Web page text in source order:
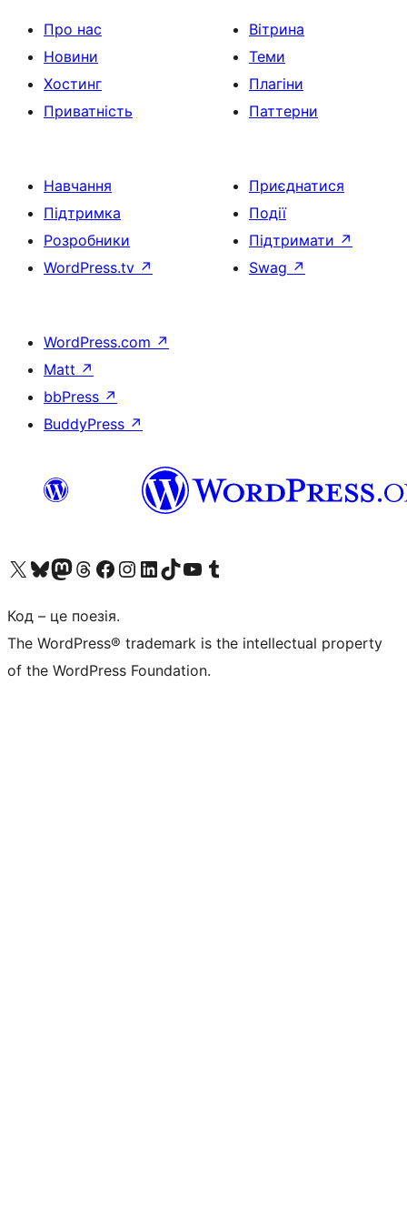
Про нас
Новини
Хостинг
Приватність
Вітрина
Теми
Плагіни
Паттерни
Навчання
Підтримка
Розробники
WordPress.tv ↗
Приєднатися
Події
Підтримати ↗
Swag ↗
WordPress.com ↗
Matt ↗
bbPress ↗
BuddyPress ↗
Visit our X (formerly Twitter) account
Visit our Bluesky account
Завітайте до нашої стрічки в Mastodon
Visit our Threads account
Завітайте на нашу сторінку в Facebook
Visit our Instagram account
Visit our LinkedIn account
Visit our TikTok account
Visit our YouTube channel
Visit our Tumblr account
Код – це поезія.
The WordPress® trademark is the intellectual property
of the WordPress Foundation.